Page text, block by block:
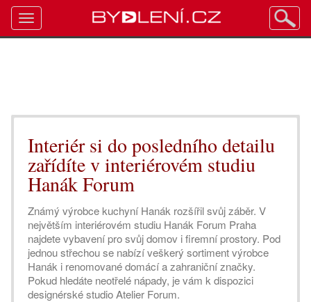
Interiér si do posledního detailu
zařídíte v interiérovém studiu
Hanák Forum
Známý výrobce kuchyní Hanák rozšířil svůj záběr. V
největším interiérovém studiu Hanák Forum Praha
najdete vybavení pro svůj domov i firemní prostory. Pod
jednou střechou se nabízí veškerý sortiment výrobce
Hanák i renomované domácí a zahraniční značky.
Pokud hledáte neotřelé nápady, je vám k dispozici
designérské studio Atelier Forum.
Toggle
navigation